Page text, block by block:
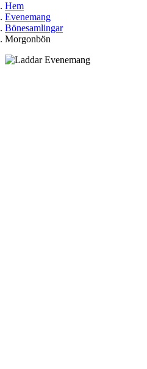
Hem
Evenemang
Bönesamlingar
Morgonbön